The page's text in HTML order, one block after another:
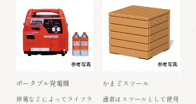
参考写真
ポータブル発電機
停電などによってライフラ
参考写真
かまどスツール
通常はスツールとして使用